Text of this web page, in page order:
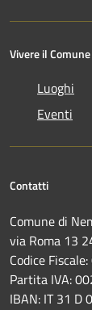
Vivere il Comune
Luoghi
Eventi
Contatti
Comune di
via Roma 13
Codice
Partita IVA:
IBAN: IT 31 D